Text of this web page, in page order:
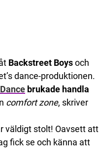
Backstreet Boysoch
dance-produktionen.
brukade handla
comfort zone, skriver
väldigt stolt! Oavsett att
fick se och känna att